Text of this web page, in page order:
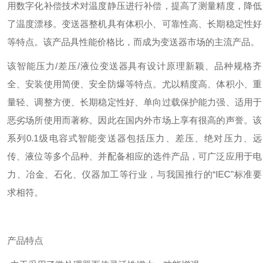
用数字化补偿技术对温度静压进行补偿，提高了测量精度，降低
了温度漂移。变送器整机具有体积小、可靠性高、长期稳定性好
等特点。该产品具性能价格比，而成为变送器市场的主流产品。
该智能压力/差压/液位变送器具有设计原理新颖、品种规格齐
全、安装使用简便、安全防爆等特点。尤以精度高、体积小、重
量轻、调整方便、长期稳定性好、单向过载保护能力强、适用于
恶劣场所使用而著称。因此在国内外市场上享有很高的声誉。该
系列0.1级电容式智能变送器包括压力、差压、绝对压力、远
传、液位等多个品种、并配备相应的选件产品，可广泛应用于电
力、冶金、石化、仪器加工等行业，与我国推行的“IEC"标准要
求相符。
产品特点